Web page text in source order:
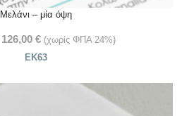
Μελάνι – μία όψη
126,00 € (χωρίς ΦΠΑ 24%)
ΕΚ63